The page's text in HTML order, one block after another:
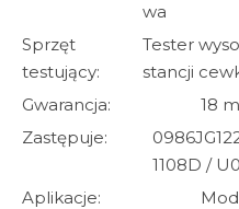
wa
Sprzęt
testujący:
Tester
stancji
Gwarancja:
18
Zastępuje:
1108D /
Aplikacje: